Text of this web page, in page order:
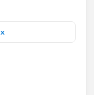
ようでしたらお手